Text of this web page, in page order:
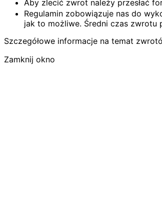
Aby zlecić zwrot należy przesłać
Regulamin zobowiązuje nas do
jak to możliwe. Średni czas
Szczegółowe informacje na temat
Zamknij okno